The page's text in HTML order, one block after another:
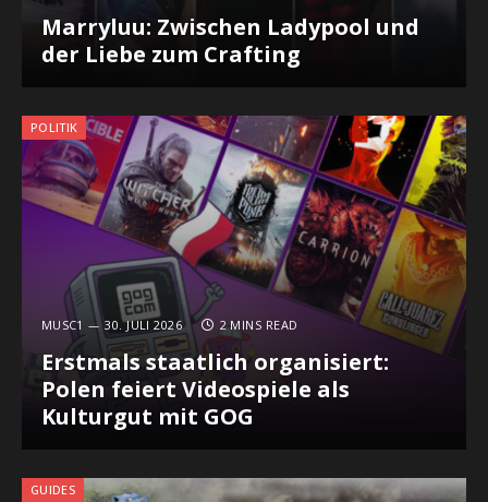
Marryluu: Zwischen Ladypool und
der Liebe zum Crafting
POLITIK
MUSC1 30. JULI 2026 2 MINS READ
Erstmals staatlich organisiert:
Polen feiert Videospiele als
Kulturgut mit GOG
GUIDES